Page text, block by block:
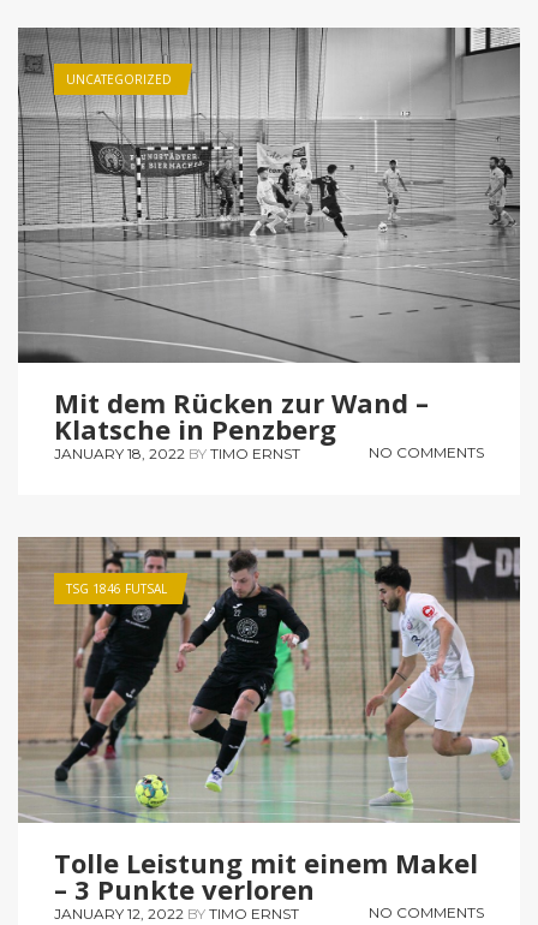
UNCATEGORIZED
Mit dem Rücken zur Wand –
Klatsche in Penzberg
JANUARY 18, 2022 BY TIMO ERNST NO COMMENTS
TSG 1846 FUTSAL
Tolle Leistung mit einem Makel
– 3 Punkte verloren
JANUARY 12, 2022 BY TIMO ERNST NO COMMENTS